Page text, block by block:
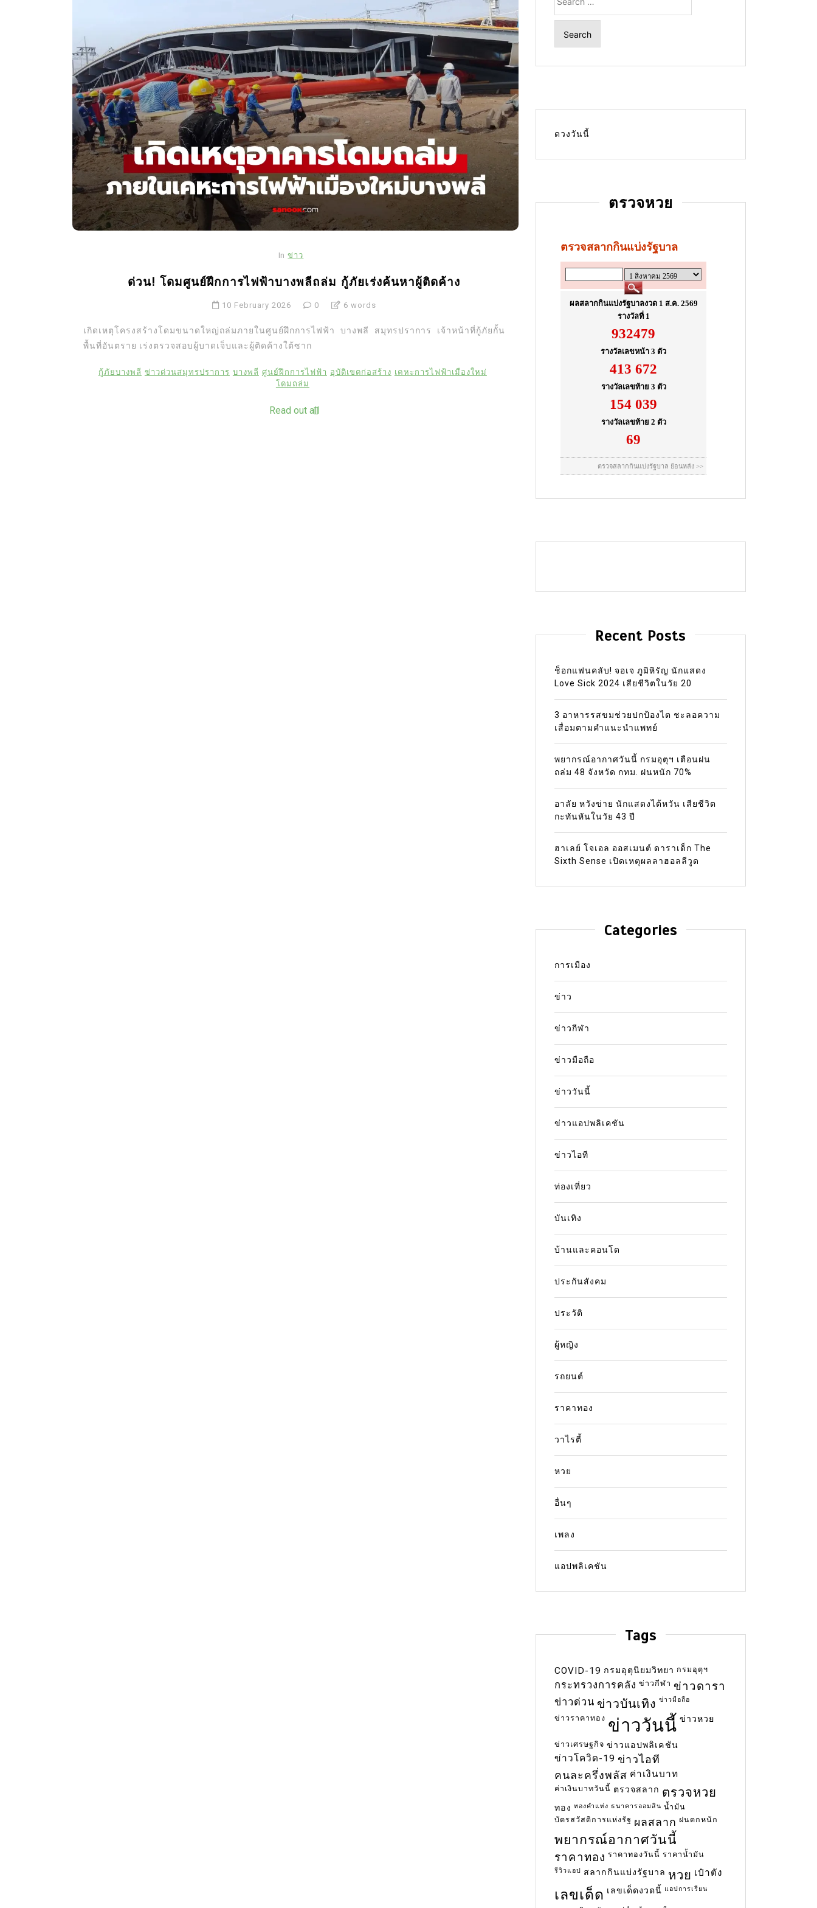
In ข่าว
ด่วน! โดมศูนย์ฝึกการไฟฟ้าบางพลีถล่ม กู้ภัยเร่งค้นหาผู้ติดค้าง
10 February 2026 0 6 words
เกิดเหตุโครงสร้างโดมขนาดใหญ่ถล่มภายในศูนย์ฝึกการไฟฟ้า บางพลี สมุทรปราการ เจ้าหน้าที่กู้ภัยกั้น
พื้นที่อันตราย เร่งตรวจสอบผู้บาดเจ็บและผู้ติดค้างใต้ซาก
กู้ภัยบางพลี ข่าวด่วนสมุทรปราการ บางพลี ศูนย์ฝึกการไฟฟ้า อุบัติเขตก่อสร้าง เคหะการไฟฟ้าเมืองใหม่
โดมถล่ม
Read out all
for:
ดวงวันนี้
ตรวจหวย
Recent Posts
ช็อกแฟนคลับ! จอเจ ภูมิหิรัญ นักแสดง
Love Sick 2024 เสียชีวิตในวัย 20
3 อาหารรสขมช่วยปกป้องไต ชะลอความ
เสื่อมตามคำแนะนำแพทย์
พยากรณ์อากาศวันนี้ กรมอุตุฯ เตือนฝน
ถล่ม 48 จังหวัด กทม. ฝนหนัก 70%
อาลัย หวังข่าย นักแสดงไต้หวัน เสียชีวิต
กะทันหันในวัย 43 ปี
ฮาเลย์ โจเอล ออสเมนต์ ดาราเด็ก The
Sixth Sense เปิดเหตุผลลาฮอลลีวูด
Categories
การเมือง
ข่าว
ข่าวกีฬา
ข่าวมือถือ
ข่าววันนี้
ข่าวแอปพลิเคชัน
ข่าวไอที
ท่องเที่ยว
บันเทิง
บ้านและคอนโด
ประกันสังคม
ประวัติ
ผู้หญิง
รถยนต์
ราคาทอง
วาไรตี้
หวย
อื่นๆ
เพลง
แอปพลิเคชัน
Tags
COVID-19 กรมอุตุนิยมวิทยา กรมอุตุฯ
กระทรวงการคลัง ข่าวกีฬา ข่าวดารา
ข่าวด่วน ข่าวบันเทิง ข่าวมือถือ
ข่าวราคาทอง ข่าววันนี้ ข่าวหวย
ข่าวเศรษฐกิจ ข่าวแอปพลิเคชัน
ข่าวโควิด-19 ข่าวไอที
คนละครึ่งพลัส ค่าเงินบาท
ค่าเงินบาทวันนี้ ตรวจสลาก ตรวจหวย
ทอง ทองคำแท่ง ธนาคารออมสิน น้ำมัน
บัตรสวัสดิการแห่งรัฐ ผลสลาก ฝนตกหนัก
พยากรณ์อากาศวันนี้
ราคาทอง ราคาทองวันนี้ ราคาน้ำมัน
รีวิวแอป สลากกินแบ่งรัฐบาล หวย เป๋าตัง
เลขเด็ด เลขเด็ดงวดนี้ แอปการเรียน